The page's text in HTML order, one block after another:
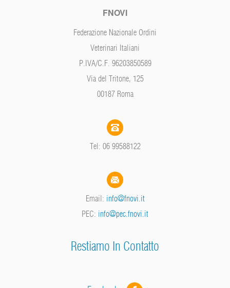
FNOVI
Federazione Nazionale Ordini
Veterinari Italiani
P.IVA/C.F. 96203850589
Via del Tritone, 125
00187 Roma
Tel: 06 99588122
Email: info@fnovi.it
PEC: info@pec.fnovi.it
Restiamo In Contatto